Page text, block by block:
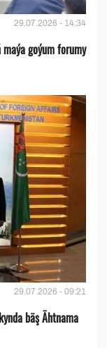
29.07.2026 - 14:34
goýum forumy
29.07.2026 - 09:21
bäş Ähtnama